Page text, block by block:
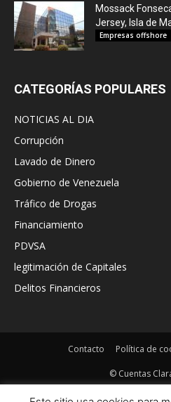
Mossack
Jersey, Isla de
Empresas offshore
CATEGORÍAS POPULARES
NOTICIAS AL DIA
Corrupción
Lavado de Dinero
Gobierno de Venezuela
Tráfico de Drogas
Financiamiento
PDVSA
legitimación de Capitales
Delitos Financieros
Contacto Política de
© Cuentas